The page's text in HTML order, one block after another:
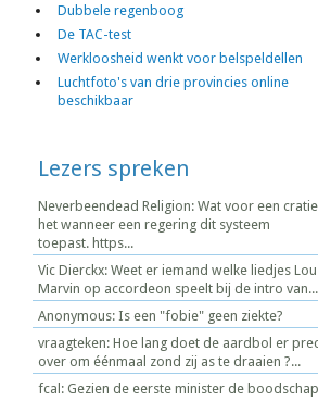
Dubbele regenboog
De TAC-test
Werkloosheid wenkt voor belspeldellen
Luchtfoto's van drie provincies online
beschikbaar
Lezers spreken
Neverbeendead Religion: Wat voor een
het wanneer een regering dit systeem
toepast. https...
Vic Dierckx: Weet er iemand welke liedjes Lou
Marvin op accordeon speelt bij de intro van...
Anonymous: Is een "fobie" geen ziekte?
vraagteken: Hoe lang doet de aardbol er
over om éénmaal zond zij as te draaien ?...
fcal: Gezien de eerste minister de